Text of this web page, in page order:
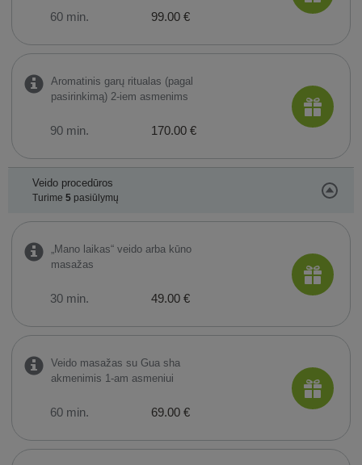
60 min. 99.00 €
Aromatinis garų ritualas (pagal
pasirinkimą) 2-iem asmenims
90 min. 170.00 €
Veido procedūros
Turime 5pasiūlymų
„Mano laikas“ veido arba kūno
masažas
30 min. 49.00 €
Veido masažas su Gua sha
akmenimis 1-am asmeniui
60 min. 69.00 €